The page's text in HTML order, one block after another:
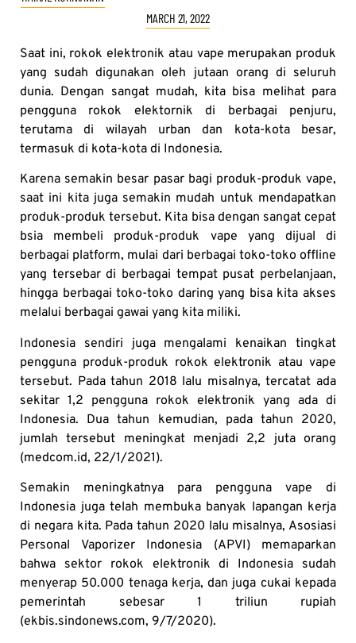
MARCH 21, 2022
Saat ini, rokok elektronik atau vape merupakan produk
yang sudah digunakan oleh jutaan orang di seluruh
dunia. Dengan sangat mudah, kita bisa melihat para
pengguna rokok elektornik di berbagai penjuru,
terutama di wilayah urban dan kota-kota besar,
termasuk di kota-kota di Indonesia.
Karena semakin besar pasar bagi produk-produk vape,
saat ini kita juga semakin mudah untuk mendapatkan
produk-produk tersebut. Kita bisa dengan sangat cepat
bsia membeli produk-produk vape yang dijual di
berbagai platform, mulai dari berbagai toko-toko offline
yang tersebar di berbagai tempat pusat perbelanjaan,
hingga berbagai toko-toko daring yang bisa kita akses
melalui berbagai gawai yang kita miliki.
Indonesia sendiri juga mengalami kenaikan tingkat
pengguna produk-produk rokok elektronik atau vape
tersebut. Pada tahun 2018 lalu misalnya, tercatat ada
sekitar 1,2 pengguna rokok elektronik yang ada di
Indonesia. Dua tahun kemudian, pada tahun 2020,
jumlah tersebut meningkat menjadi 2,2 juta orang
(medcom.id, 22/1/2021).
Semakin meningkatnya para pengguna vape di
Indonesia juga telah membuka banyak lapangan kerja
di negara kita. Pada tahun 2020 lalu misalnya, Asosiasi
Personal Vaporizer Indonesia (APVI) memaparkan
bahwa sektor rokok elektronik di Indonesia sudah
menyerap 50.000 tenaga kerja, dan juga cukai kepada
pemerintah sebesar 1 triliun rupiah
(ekbis.sindonews.com, 9/7/2020).